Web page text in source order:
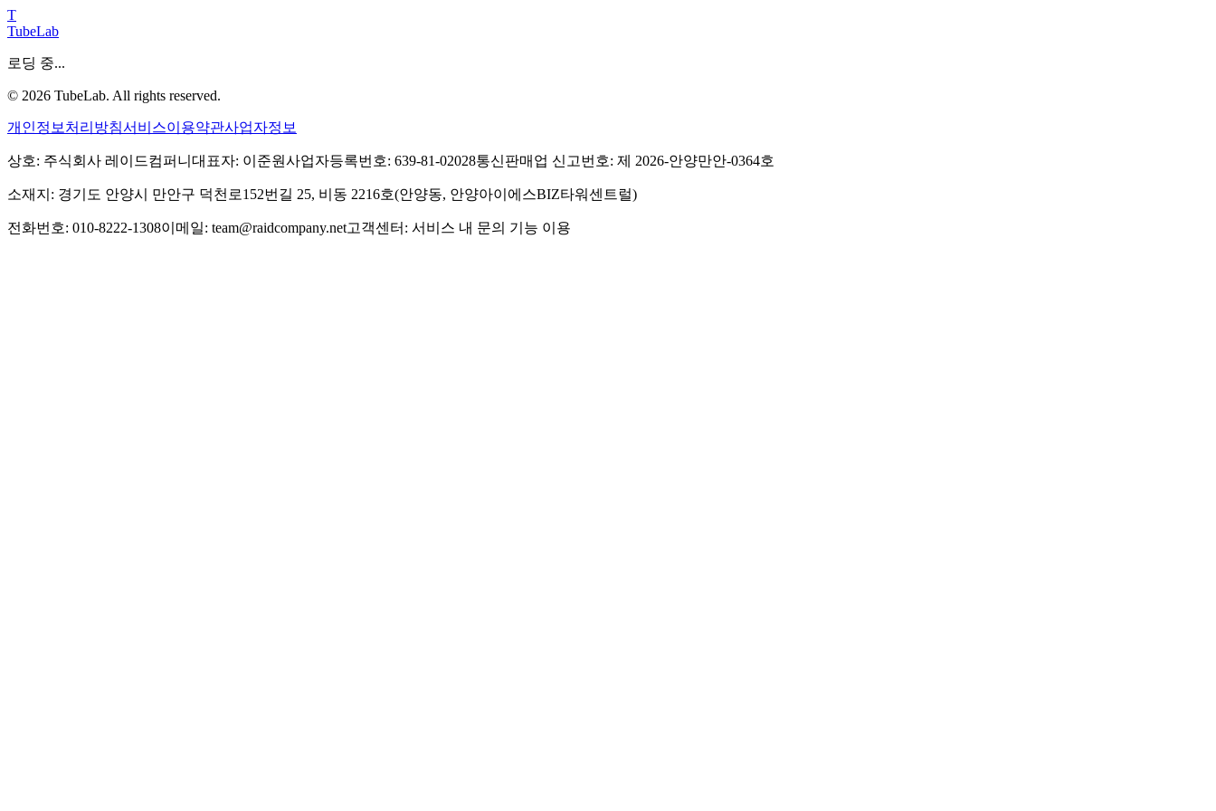
T
TubeLab
로딩 중...
© 2026 TubeLab. All rights reserved.
개인정보처리방침서비스이용약관사업자정보
상호: 주식회사 레이드컴퍼니 대표자: 이준원사업자등록번호: 639-81-02028통신판매업 신고번호: 제 2026-안양만안-0364호
소재지: 경기도 안양시 만안구 덕천로152번길 25, 비동 2216호(안양동, 안양아이에스BIZ타워센트럴)
전화번호: 010-8222-1308이메일: team@raidcompany.net고객센터: 서비스 내 문의 기능 이용